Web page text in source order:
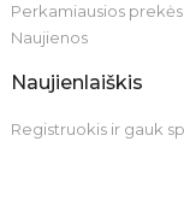
Perkamiausios prekės
Naujienos
Naujienlaiškis
Registruokis ir gauk